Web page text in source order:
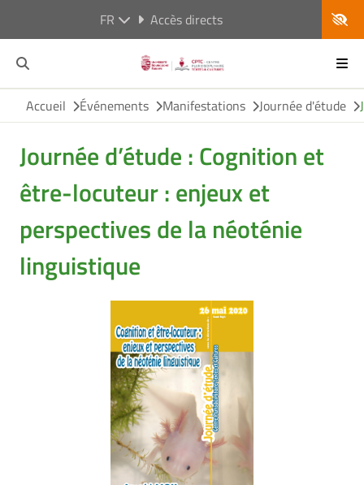
FR Accès directs
Accueil Événements Manifestations Journée d'étude
Journée d’étude : Cognition et
être-locuteur : enjeux et
perspectives de la néoténie
linguistique